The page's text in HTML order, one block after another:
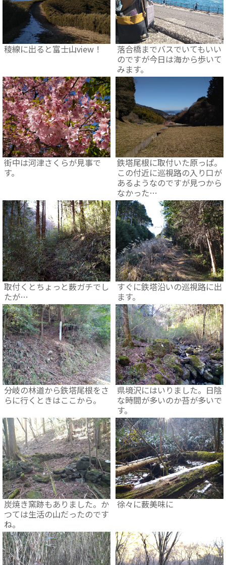
稜線に出ると富士山view！
落合橋までバスでいてもいい
のですが今日は海から歩いて
みます。
街中は河津さくらが見事で
す。
鉄塔尾根に取付いた原っぱ。
この付近に巡視路の入り口が
あるようなのですが見つから
なかった…
取付くとちょっと薮ガチでし
たが…
すぐに鉄塔沿いの巡視路に出
ます。
分岐の林道から鉄塔尾根をさ
らに行くときはここから。
県境沢にはいりました。日陰
な時間が多いのか苔が多いで
す。
炭焼き窯跡もありました。か
つては生活の山だったのです
ね。
徐々に薮美味に